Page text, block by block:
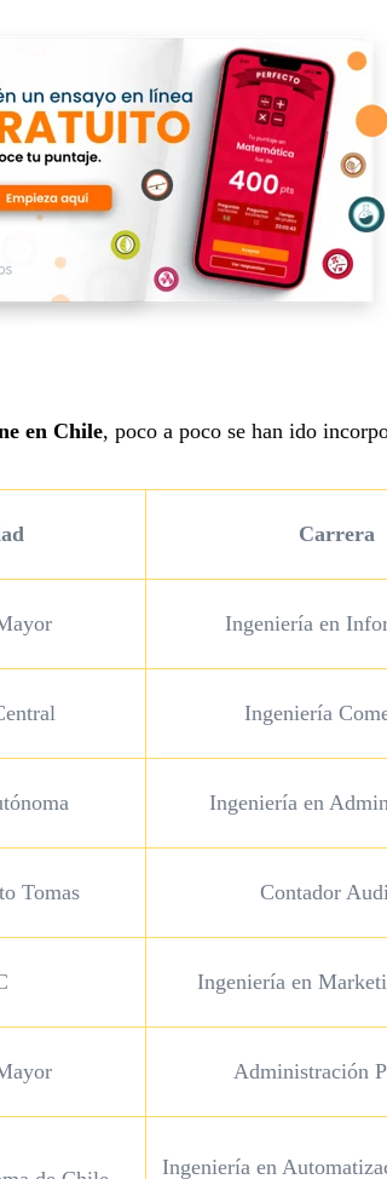
en Chile, poco a poco se han ido
Carrera
Ingeniería en
Ingeniería
Ingeniería en
Tomas Contador
Ingeniería en
Administración
Ingeniería en